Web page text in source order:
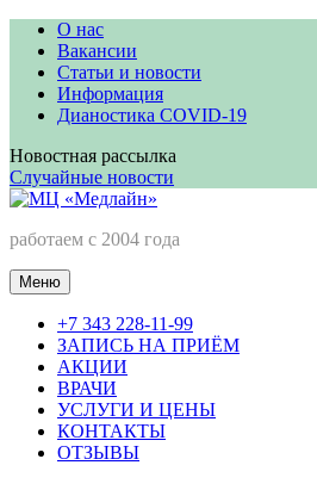
Перейти
содержимому
О нас
Вакансии
Статьи и новости
Информация
Дианостика COVID-19
Новостная рассылка
Случайные новости
МЦ «Медлайн»
работаем с 2004 года
Меню
+7 343 228-11-99
ЗАПИСЬ НА ПРИЁМ
АКЦИИ
ВРАЧИ
УСЛУГИ И ЦЕНЫ
КОНТАКТЫ
ОТЗЫВЫ